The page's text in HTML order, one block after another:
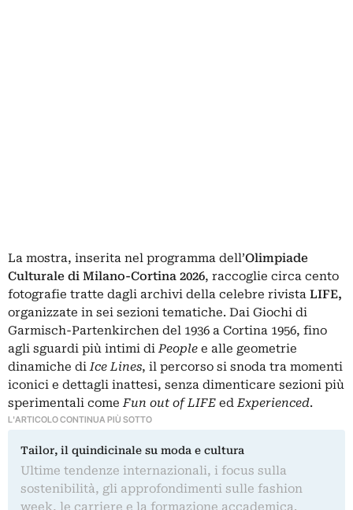
La mostra, inserita nel programma dell’Olimpiade
Culturale di Milano-Cortina 2026, raccoglie circa cento
fotografie tratte dagli archivi della celebre rivista LIFE,
organizzate in sei sezioni tematiche. Dai Giochi di
Garmisch-Partenkirchen del 1936 a Cortina 1956, fino
agli sguardi più intimi diPeople e alle geometrie
dinamiche diIce Lines, il percorso si snoda tra momenti
iconici e dettagli inattesi, senza dimenticare sezioni più
sperimentali comeFun out of LIFE edExperienced.
L'ARTICOLO CONTINUA PIÙ SOTTO
Tailor, il quindicinale su moda e cultura
Ultime tendenze internazionali, i focus sulla
sostenibilità, gli approfondimenti sulle fashion
week, le carriere e la formazione accademica.